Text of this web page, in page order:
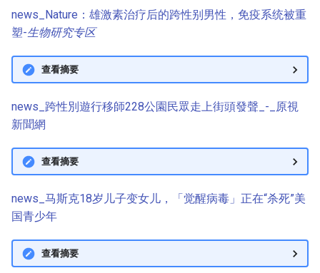
news_Nature：雄激素治疗后的跨性别男性，免疫系统被重
塑-生物研究专区
查看摘要
news_跨性別遊行移師228公園民眾走上街頭發聲_-_原視
新聞網
查看摘要
news_马斯克18岁儿子变女儿，「觉醒病毒」正在“杀死”美
国青少年
查看摘要